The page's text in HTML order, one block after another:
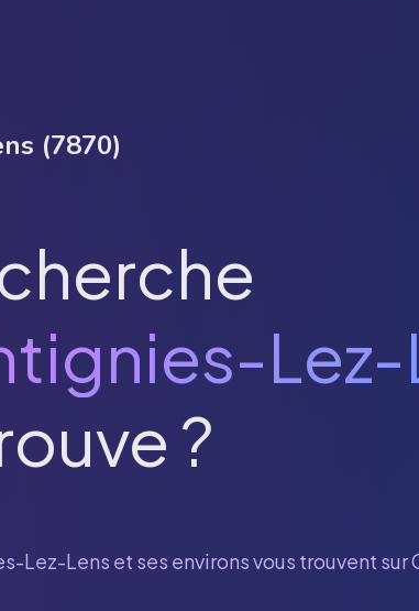
(7870)
Lez-
?
Lez-Lens et ses environs vous trouvent